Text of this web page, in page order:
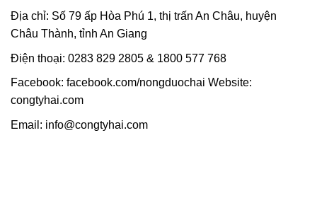
Địa chỉ: Số 79 ấp Hòa Phú 1, thị trấn An Châu, huyện
Châu Thành, tỉnh An Giang
Điện thoại: 0283 829 2805 & 1800 577 768
Facebook: facebook.com/nongduochai Website:
congtyhai.com
Email: info@congtyhai.com